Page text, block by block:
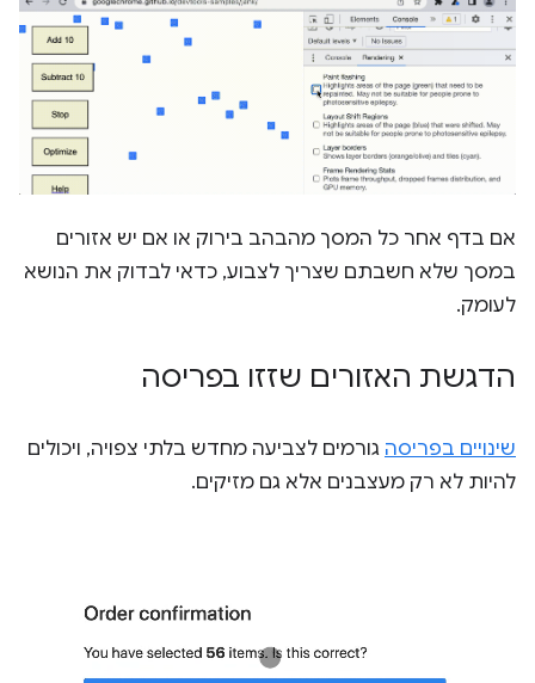
אם בדף אחר כל המסך מהבהב בירוק או אם יש אזורים
במסך שלא חשבתם שצריך לצבוע, כדאי לבדוק את הנושא
לעומק.
הדגשת האזורים שזזו בפריסה
שינויים בפריסה גורמים לצביעה מחדש בלתי צפויה, ויכולים
להיות לא רק מעצבנים אלא גם מזיקים.